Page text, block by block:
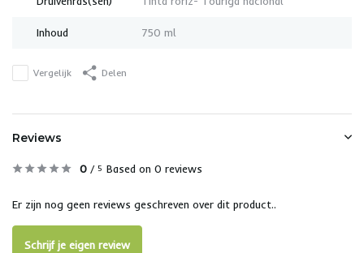
Inhoud 750 ml
Vergelijk Delen
Reviews
0 / 5 Based on 0 reviews
Er zijn nog geen reviews geschreven over dit product..
Schrijf je eigen review